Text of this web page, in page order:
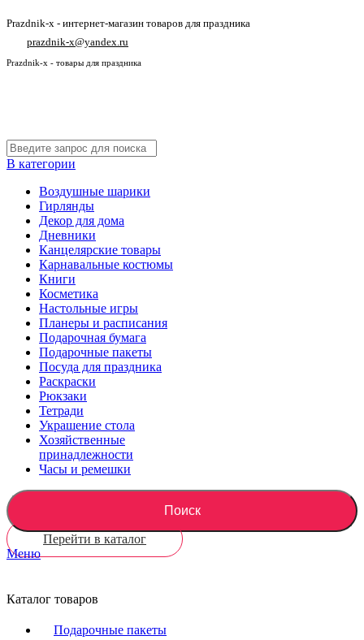
Prazdnik-x - интернет-магазин товаров для праздника
prazdnik-x@yandex.ru
Prazdnik-x - товары для праздника
В категории
Воздушные шарики
Гирлянды
Декор для дома
Дневники
Канцелярские товары
Карнавальные костюмы
Книги
Косметика
Настольные игры
Планеры и расписания
Подарочная бумага
Подарочные пакеты
Посуда для праздника
Раскраски
Рюкзаки
Тетради
Украшение стола
Хозяйственные
принадлежности
Часы и ремешки
Поиск
Перейти в каталог
Меню
Каталог товаров
Подарочные пакеты